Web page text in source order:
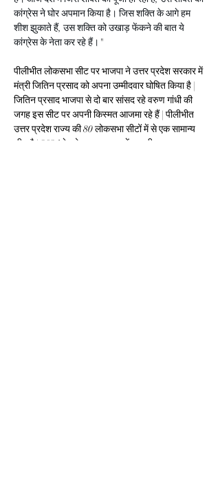
कांग्रेस ने घोर अपमान किया है। जिस शक्ति के आगे हम
शीश झुकाते हैं, उस शक्ति को उखाड़ फेंकने की बात ये
कांग्रेस के नेता कर रहे हैं। "
पीलीभीत लोकसभा सीट पर भाजपा ने उत्तर प्रदेश सरकार में
मंत्री जितिन प्रसाद को अपना उम्मीदवार घोषित किया है |
जितिन प्रसाद भाजपा से दो बार सांसद रहे वरुण गांधी की
जगह इस सीट पर अपनी किस्मत आजमा रहे हैं | पीलीभीत
उत्तर प्रदेश राज्य की 80 लोकसभा सीटों में से एक सामान्य
सीट है | 2024 के लोकसभा चुनाव  में इस सीट पर भाजपा,